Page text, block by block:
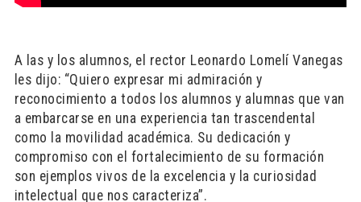
A las y los alumnos, el rector Leonardo Lomelí Vanegas
les dijo: “Quiero expresar mi admiración y
reconocimiento a todos los alumnos y alumnas que van
a embarcarse en una experiencia tan trascendental
como la movilidad académica. Su dedicación y
compromiso con el fortalecimiento de su formación
son ejemplos vivos de la excelencia y la curiosidad
intelectual que nos caracteriza”.